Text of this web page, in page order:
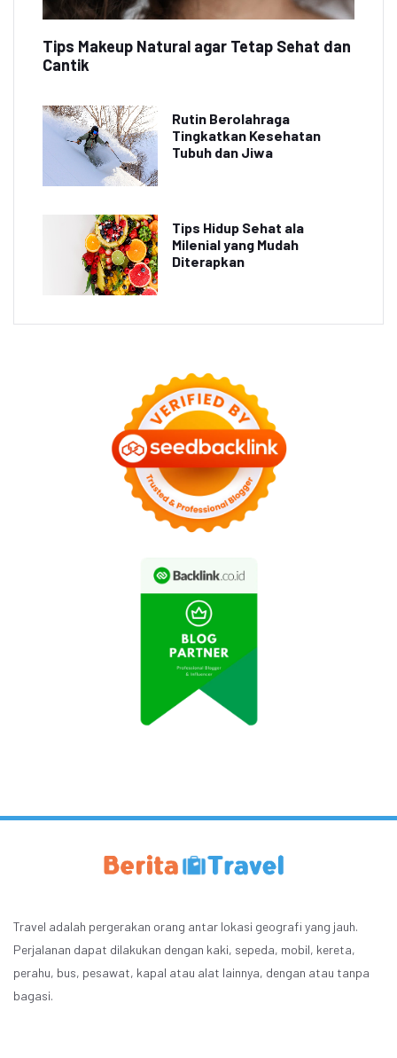
Tips Makeup Natural agar Tetap Sehat dan
Cantik
Rutin Berolahraga
Tingkatkan Kesehatan
Tubuh dan Jiwa
Tips Hidup Sehat ala
Milenial yang Mudah
Diterapkan
Travel adalah pergerakan orang antar lokasi geografi yang jauh.
Perjalanan dapat dilakukan dengan kaki, sepeda, mobil, kereta,
perahu, bus, pesawat, kapal atau alat lainnya, dengan atau tanpa
bagasi.